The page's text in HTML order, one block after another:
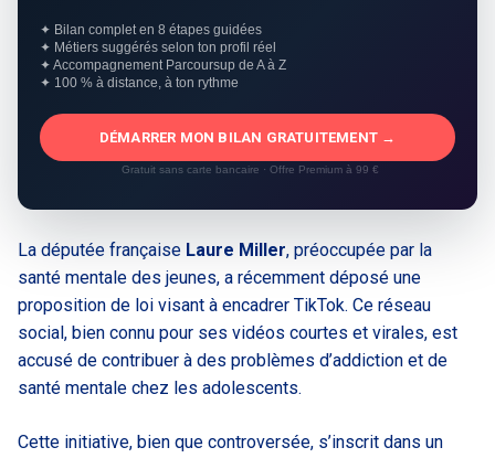
✦ Bilan complet en 8 étapes guidées
✦ Métiers suggérés selon ton profil réel
✦ Accompagnement Parcoursup de A à Z
✦ 100 % à distance, à ton rythme
DÉMARRER MON BILAN GRATUITEMENT →
Gratuit sans carte bancaire · Offre Premium à 99 €
La députée française Laure Miller, préoccupée par la
santé mentale des jeunes, a récemment déposé une
proposition de loi visant à encadrer TikTok. Ce réseau
social, bien connu pour ses vidéos courtes et virales, est
accusé de contribuer à des problèmes d’addiction et de
santé mentale chez les adolescents.
Cette initiative, bien que controversée, s’inscrit dans un